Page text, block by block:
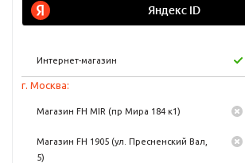
Интернет-магазин
г. Москва:
Магазин FH MIR (пр Мира 184 к1)
Магазин FH 1905 (ул. Пресненский Вал,
5)